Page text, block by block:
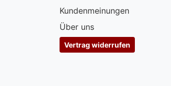
Kundenmeinungen
Über uns
Vertrag widerrufen